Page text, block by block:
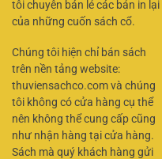
tôi chuyên bán lẻ các bản in lại
của những cuốn sách cổ.
Chúng tôi hiện chỉ bán sách
trên nền tảng website:
thuviensachco.com và chúng
tôi không có cửa hàng cụ thể
nên không thể cung cấp cũng
như nhận hàng tại cửa hàng.
Sách mà quý khách hàng gửi